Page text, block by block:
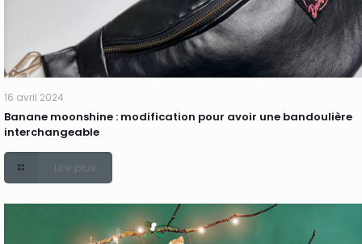
16 avril 2024
Banane moonshine : modification pour avoir une bandoulière
interchangeable
Lire plus